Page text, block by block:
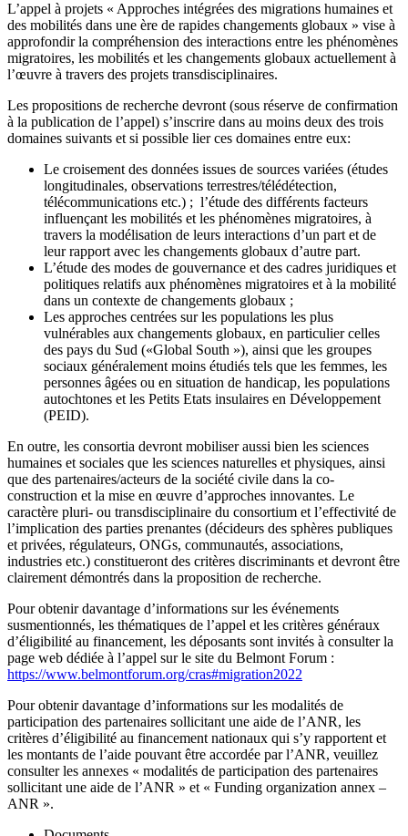
L’appel à projets « Approches intégrées des migrations humaines et
des mobilités dans une ère de rapides changements globaux » vise à
approfondir la compréhension des interactions entre les phénomènes
migratoires, les mobilités et les changements globaux actuellement à
l’œuvre à travers des projets transdisciplinaires.
Les propositions de recherche devront (sous réserve de confirmation
à la publication de l’appel) s’inscrire dans au moins deux des trois
domaines suivants et si possible lier ces domaines entre eux:
Le croisement des données issues de sources variées (études
longitudinales, observations terrestres/télédétection,
télécommunications etc.) ; l’étude des différents facteurs
influençant les mobilités et les phénomènes migratoires, à
travers la modélisation de leurs interactions d’un part et de
leur rapport avec les changements globaux d’autre part.
L’étude des modes de gouvernance et des cadres juridiques et
politiques relatifs aux phénomènes migratoires et à la mobilité
dans un contexte de changements globaux ;
Les approches centrées sur les populations les plus
vulnérables aux changements globaux, en particulier celles
des pays du Sud («Global South »), ainsi que les groupes
sociaux généralement moins étudiés tels que les femmes, les
personnes âgées ou en situation de handicap, les populations
autochtones et les Petits Etats insulaires en Développement
(PEID).
En outre, les consortia devront mobiliser aussi bien les sciences
humaines et sociales que les sciences naturelles et physiques, ainsi
que des partenaires/acteurs de la société civile dans la co-
construction et la mise en œuvre d’approches innovantes. Le
caractère pluri- ou transdisciplinaire du consortium et l’effectivité de
l’implication des parties prenantes (décideurs des sphères publiques
et privées, régulateurs, ONGs, communautés, associations,
industries etc.) constitueront des critères discriminants et devront être
clairement démontrés dans la proposition de recherche.
Pour obtenir davantage d’informations sur les événements
susmentionnés, les thématiques de l’appel et les critères généraux
d’éligibilité au financement, les déposants sont invités à consulter la
page web dédiée à l’appel sur le site du Belmont Forum :
https://www.belmontforum.org/cras#migration2022
Pour obtenir davantage d’informations sur les modalités de
participation des partenaires sollicitant une aide de l’ANR, les
critères d’éligibilité au financement nationaux qui s’y rapportent et
les montants de l’aide pouvant être accordée par l’ANR, veuillez
consulter les annexes « modalités de participation des partenaires
sollicitant une aide de l’ANR » et « Funding organization annex –
ANR ».